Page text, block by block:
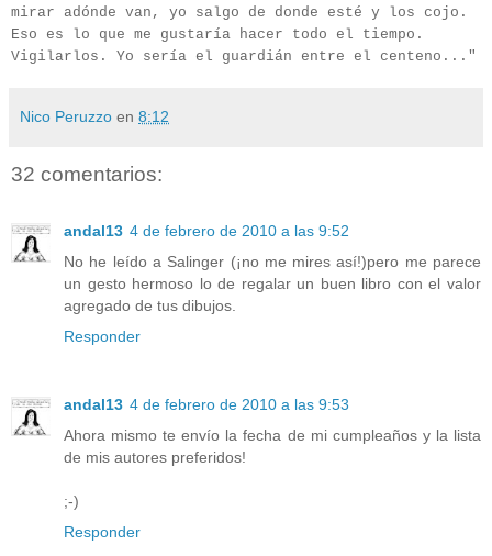
mirar adónde van, yo salgo de donde esté y los cojo.
Eso es lo que me gustaría hacer todo el tiempo.
Vigilarlos. Yo sería el guardián entre el centeno..."
Nico Peruzzo en 8:12
32 comentarios:
andal13 4 de febrero de 2010 a las 9:52
No he leído a Salinger (¡no me mires así!)pero me parece
un gesto hermoso lo de regalar un buen libro con el valor
agregado de tus dibujos.
Responder
andal13 4 de febrero de 2010 a las 9:53
Ahora mismo te envío la fecha de mi cumpleaños y la lista
de mis autores preferidos!
;-)
Responder